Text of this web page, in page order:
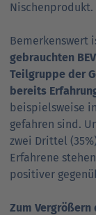
Nischenprodukt.
Bemerkenswert
gebrauchten
Teilgruppe der
bereits
beispielsweise
gefahren sind.
zwei Drittel
Erfahrene
positiver
Zum Vergrößern